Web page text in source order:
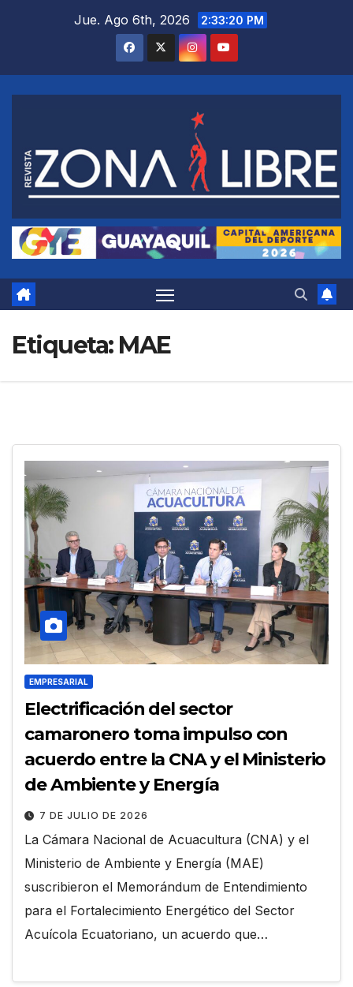
Jue. Ago 6th, 2026 2:33:21 PM
Etiqueta: MAE
EMPRESARIAL
Electrificación del sector
camaronero toma impulso con
acuerdo entre la CNA y el Ministerio
de Ambiente y Energía
7 DE JULIO DE 2026
La Cámara Nacional de Acuacultura (CNA) y el
Ministerio de Ambiente y Energía (MAE)
suscribieron el Memorándum de Entendimiento
para el Fortalecimiento Energético del Sector
Acuícola Ecuatoriano, un acuerdo que…